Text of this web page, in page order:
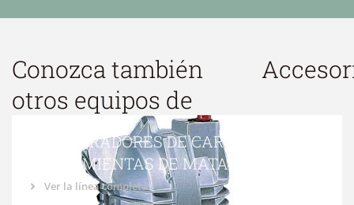
Conozca también
otros equipos de
EQUILIBRADORES DE CARGA PARA
HERRAMIENTAS DE MATADERO
Ver la línea completa